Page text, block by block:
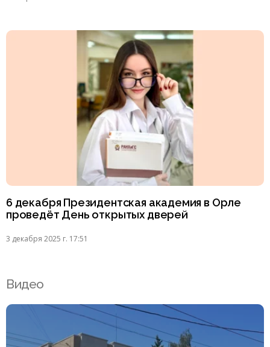
6 декабря Президентская академия в Орле
проведёт День открытых дверей
3 декабря 2025 г. 17:51
Видео